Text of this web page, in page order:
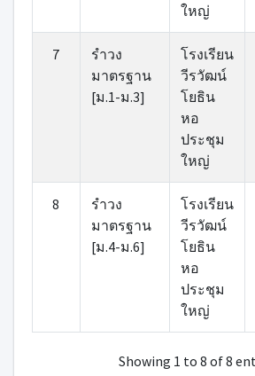
ใหญ่
7
รําวง
มาตรฐาน
[ม.1-ม.3]
โรงเรียน
วีรวัฒน์
โยธิน
หอ
ประชุม
ใหญ่
8
รําวง
มาตรฐาน
[ม.4-ม.6]
โรงเรียน
วีรวัฒน์
โยธิน
หอ
ประชุม
ใหญ่
Showing 1 to 8 of 8